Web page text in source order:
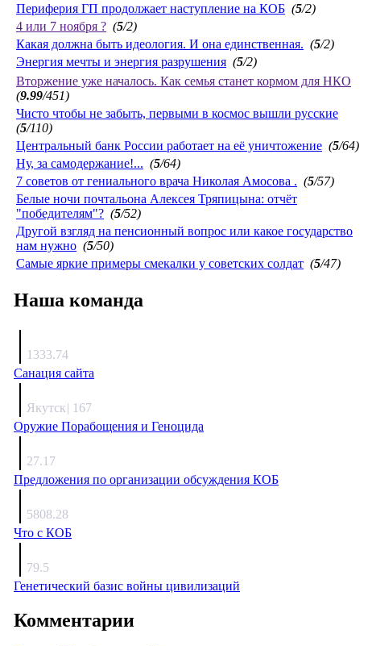
Периферия ГП продолжает наступление на КОБ (5/2)
4 или 7 ноября ? (5/2)
Какая должна быть идеология. И она единственная. (5/2)
Энергия мечты и энергия разрушения (5/2)
Вторжение уже началось. Как семья станет кормом для НКО
(9.99/451)
Чисто чтобы не забыть, первыми в космос вышли русские
(5/110)
Центральный банк России работает на её уничтожение (5/64)
Ну, за самодержание!... (5/64)
7 советов от гениального врача Николая Амосова . (5/57)
Белые ночи почтальона Алексея Тряпицына: отчёт
"победителям"? (5/52)
Другой взгляд на пенсионный вопрос или какое государство
нам нужно (5/50)
Самые яркие примеры смекалки у советских солдат (5/47)
Наша команда
1333.74
Санация сайта
Якутск| 167
Оружие Порабощения и Геноцида
27.17
Предложения по организации обсуждения КОБ
5808.28
Что с КОБ
79.5
Генетический базис войны цивилизаций
Комментарии